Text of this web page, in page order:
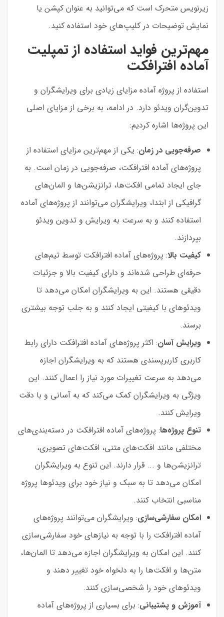
زیرنویس متحرک است که می‌توانید به عنوان کپشن یا
نمایش توضیحات در کلیپ‌های خود استفاده کنید.
‌مهم‌ترین فواید استفاده از تمپلیت
آماده افترافکت
استفاده از پروژه آماده مزایای زیادی برای ویرایشگران و
تدوین‌گران ویدئو دارد. در ادامه، به برخی از مزایای اصلی
این پروژه‌ها اشاره کردیم:
صرفه‌جویی در زمان: یکی از مهم‌ترین مزایای استفاده از
پروژه‌های آماده افترافکت، صرفه‌جویی در زمان است. به
جای ایجاد تمامی افکت‌ها، ترانزیشن‌ها و المان‌های
گرافیکی از ابتدا، ویرایشگران می‌توانند از پروژه‌های آماده
استفاده کنند و به سرعت به ویرایش و تدوین ویدئو
بپردازند.
کیفیت بالا: پروژه‌های آماده افترافکت توسط تیم‌های
حرفه‌ای طراحی شده‌اند و دارای کیفیت بالا و جزئیات
دقیقی هستند. این به ویرایشگران امکان می‌دهد تا
ویدئوهای با کیفیتی ایجاد کنند و به جلب توجه بیشتری
برسند.
ویرایش آسان: اکثر پروژه‌های آماده افترافکت دارای رابط
کاربری کاربرپسندی هستند که به ویرایشگران اجازه
می‌دهد به سرعت تغییرات مورد نیاز را اعمال کنند. این
ویژگی به ویرایشگران کمک می‌کند که به آسانی و با دقت
ویرایش کنند.
تنوع پروژه‌ها: پروژه‌های آماده افترافکت در دسته‌بندی‌های
مختلفی مانند افکت‌های متنی، افکت‌های تصویری،
ترانزیشن‌ها و ... قرار دارند. این تنوع به ویرایشگران
امکان می‌دهد تا به سبک و نیاز خود برای ویدئوها پروژه
مناسبی انتخاب کنند.
امکان سفارشی‌سازی: ویرایشگران می‌توانند پروژه‌های
آماده افترافکت را با توجه به نیاز‌های خود سفارشی‌سازی
کنند. این امکان به ویرایشگران اجازه می‌دهد تا المان‌ها،
متن‌ها و افکت‌ها را به دلخواه خود تغییر دهند و
ویدئوهای خود را شخصی‌سازی کنند.
آموزش و پشتیبانی: برای بسیاری از پروژه‌های آماده